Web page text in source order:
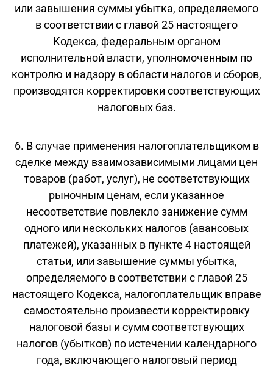
или завышения суммы убытка, определяемого
в соответствии с главой 25 настоящего
Кодекса, федеральным органом
исполнительной власти, уполномоченным по
контролю и надзору в области налогов и сборов,
производятся корректировки соответствующих
налоговых баз.
6. В случае применения налогоплательщиком в
сделке между взаимозависимыми лицами цен
товаров (работ, услуг), не соответствующих
рыночным ценам, если указанное
несоответствие повлекло занижение сумм
одного или нескольких налогов (авансовых
платежей), указанных в пункте 4 настоящей
статьи, или завышение суммы убытка,
определяемого в соответствии с главой 25
настоящего Кодекса, налогоплательщик вправе
самостоятельно произвести корректировку
налоговой базы и сумм соответствующих
налогов (убытков) по истечении календарного
года, включающего налоговый период